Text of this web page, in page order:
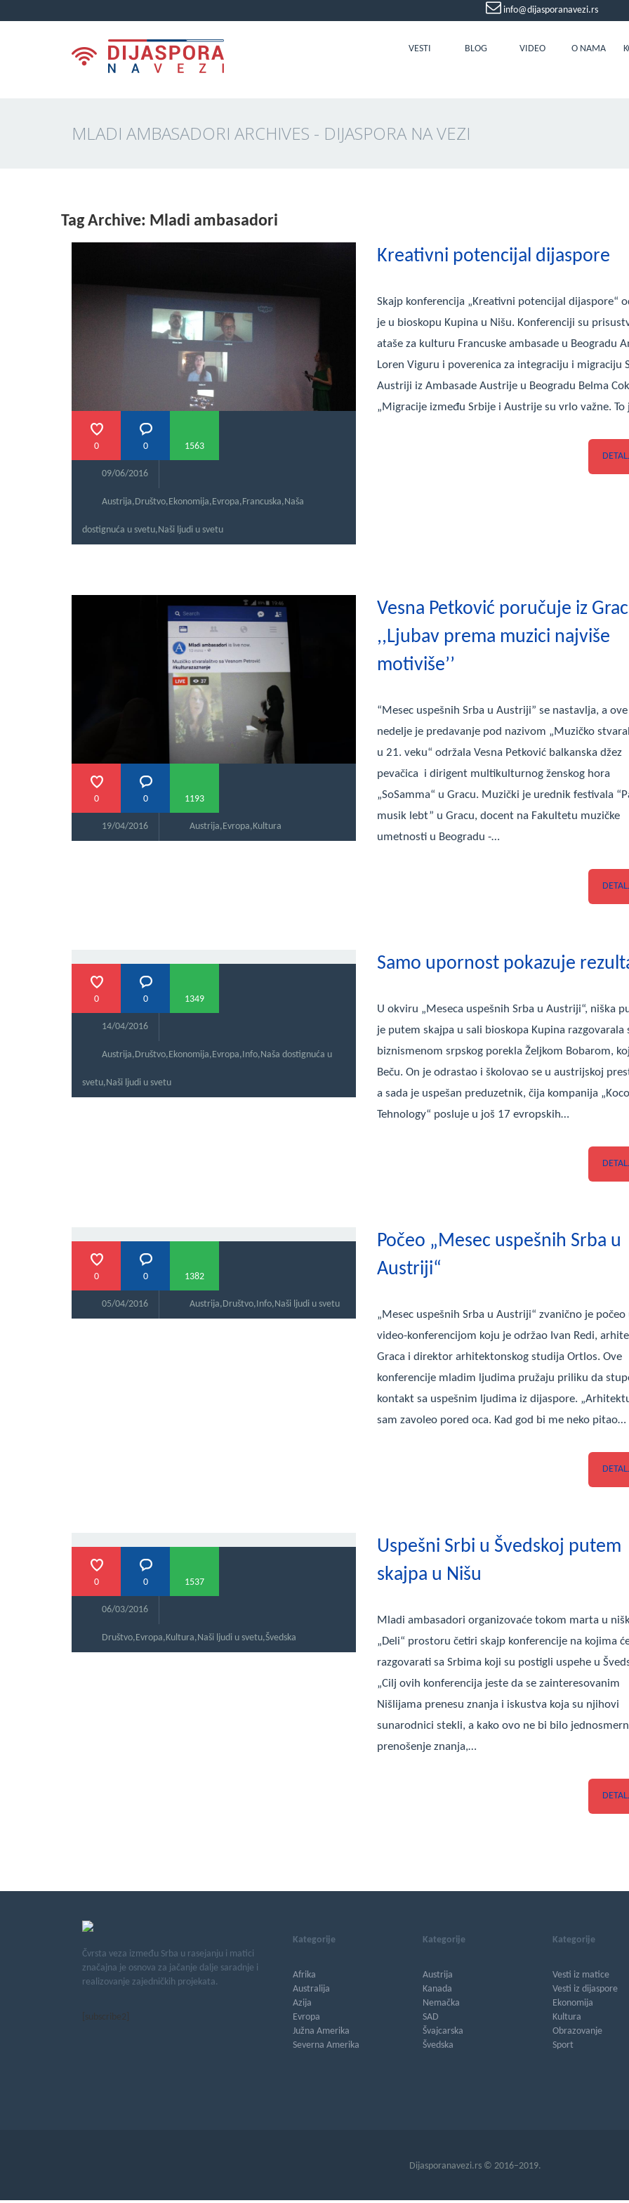
info@dijasporanavezi.rs
VESTI BLOG VIDEO O NAMA
MLADI AMBASADORI ARCHIVES - DIJASPORA NA VEZI
Tag Archive: Mladi ambasadori
0 0 1563
09/06/2016
Austrija,Društvo,Ekonomija,Evropa,Francuska,Naša
dostignuća u svetu,Naši ljudi u svetu
Kreativni potencijal dijaspore
Skajp konferencija „Kreativni potencijal dijaspore“
je u bioskopu Kupina u Nišu. Konferenciji su
ataše za kulturu Francuske ambasade u Beogradu
Loren Viguru i poverenica za integraciju i migraciju
Austriji iz Ambasade Austrije u Beogradu Belma
„Migracije između Srbije i Austrije su vrlo važne. To
0 0 1193
19/04/2016 Austrija,Evropa,Kultura
Vesna Petković poručuje iz
,,Ljubav prema muzici najviše
motiviše’’
“Mesec uspešnih Srba u Austriji‭” ‬se nastavlja,‭ ‬a ove
nedelje je predavanje‭ ‬pod nazivom‭ „‬Muzičko
u‭ ‬21.‭ ‬veku‭“‬ održala‭ ‬Vesna Petković balkanska džez
pevačica‭ ‬ i dirigent multikulturnog ženskog hora‭
„‬SoSamma‭“ ‬u Gracu.‭ ‬Muzički je urednik festivala‭
musik lebt‭” ‬u Gracu,‭ ‬docent na Fakultetu muzičke
umetnosti u Beogradu‭ ‬-‭…
0 0 1349
14/04/2016
Austrija,Društvo,Ekonomija,Evropa,Info,Naša dostignuća u
svetu,Naši ljudi u svetu
Samo upornost pokazuje
U okviru „Meseca uspešnih Srba u Austriji“, niška
je putem skajpa u sali bioskopa Kupina razgovarala
biznismenom srpskog porekla Željkom Bobarom,
Beču. On je odrastao i školovao se u austrijskoj
a sada je uspešan preduzetnik, čija kompanija
Tehnology“ posluje u još 17 evropskih…
0 0 1382
05/04/2016 Austrija,Društvo,Info,Naši ljudi u svetu
Počeo „Mesec uspešnih Srba u
Austriji“
„Mesec uspešnih Srba u Austriji“ zvanično je počeo
video-konferencijom koju je održao Ivan Redi,
Graca i direktor arhitektonskog studija Ortlos. Ove
konferencije mladim ljudima pružaju priliku da
kontakt sa uspešnim ljudima iz dijaspore.
sam zavoleo pored oca. Kad god bi me neko pitao…
0 0 1537
06/03/2016
Društvo,Evropa,Kultura,Naši ljudi u svetu,Švedska
Uspešni Srbi u Švedskoj putem
skajpa u Nišu
Mladi ambasadori organizovaće tokom marta u
„Deli“ prostoru četiri skajp konferencije na kojima
razgovarati sa Srbima koji su postigli uspehe u
„Cilj ovih konferencija jeste da se zainteresovanim
Nišlijama prenesu znanja i iskustva koja su njihovi
sunarodnici stekli, a kako ovo ne bi bilo
prenošenje znanja,…
Čvrsta veza između Srba u rasejanju i matici
značajna je osnova za jačanje dalje saradnje i
realizovanje zajedničkih projekata.
[subscribe2]
Kategorije
Afrika
Australija
Azija
Evropa
Južna Amerika
Severna Amerika
Kategorije
Austrija
Kanada
Nemačka
SAD
Švajcarska
Švedska
Kategorije
Vesti iz matice
Vesti iz dijaspore
Ekonomija
Kultura
Obrazovanje
Sport
Dijasporanavezi.rs © 2016–2019.